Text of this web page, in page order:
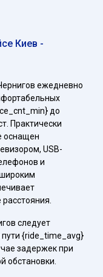
Киев -
ежедневно
до
Практически
оснащен
USB-
и
следует
{ride_time_avg}
задержек при
обстановки.